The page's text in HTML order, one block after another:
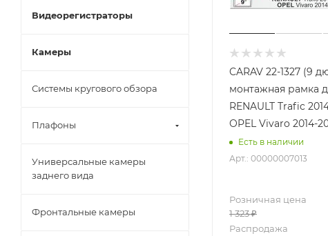
CARAV 22-1327 (9
монтажная рамка
RENAULT Trafic
OPEL Vivaro 2014-
Есть в наличии
Арт.: 00000007013
Розничная цена
1 323₽
Распродажа
Видеорегистраторы
Камеры
Системы кругового обзора
Плафоны
Универсальные камеры
заднего вида
Фронтальные камеры